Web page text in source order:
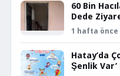
60 Bin
Dede
1 hafta önce
Hatay’da
Şenlik